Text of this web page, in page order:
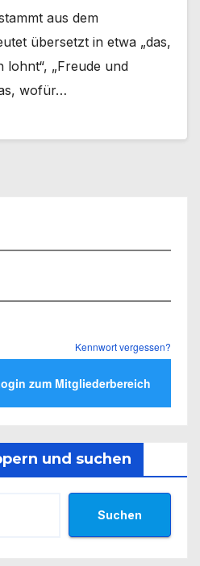
aus dem
übersetzt in etwa „das,
„Freude und
wofür…
Kennwort vergessen?
und suchen
Suchen